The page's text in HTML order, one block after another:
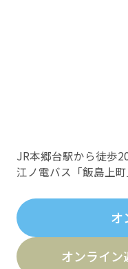
JR本郷台駅から徒歩
江ノ電バス「飯島上
オ
オンライン